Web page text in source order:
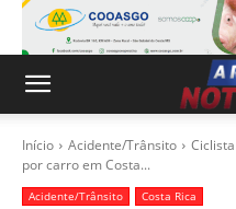
Início Acidente/Trânsito
por carro em Costa...
Acidente/Trânsito Costa Rica